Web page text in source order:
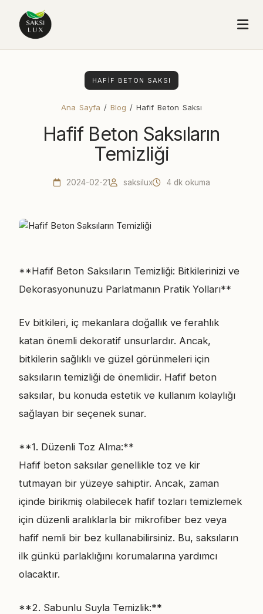
HAFIF BETON SAKSI
Ana Sayfa / Blog / Hafif Beton Saksı
Hafif Beton Saksıların
Temizliği
2024-02-21 saksilux 4 dk okuma
**Hafif Beton Saksıların Temizliği: Bitkilerinizi ve
Dekorasyonunuzu Parlatmanın Pratik Yolları**
Ev bitkileri, iç mekanlara doğallık ve ferahlık
katan önemli dekoratif unsurlardır. Ancak,
bitkilerin sağlıklı ve güzel görünmeleri için
saksıların temizliği de önemlidir. Hafif beton
saksılar, bu konuda estetik ve kullanım kolaylığı
sağlayan bir seçenek sunar.
**1. Düzenli Toz Alma:**
Hafif beton saksılar genellikle toz ve kir
tutmayan bir yüzeye sahiptir. Ancak, zaman
içinde birikmiş olabilecek hafif tozları temizlemek
için düzenli aralıklarla bir mikrofiber bez veya
hafif nemli bir bez kullanabilirsiniz. Bu, saksıların
ilk günkü parlaklığını korumalarına yardımcı
olacaktır.
**2. Sabunlu Suyla Temizlik:**